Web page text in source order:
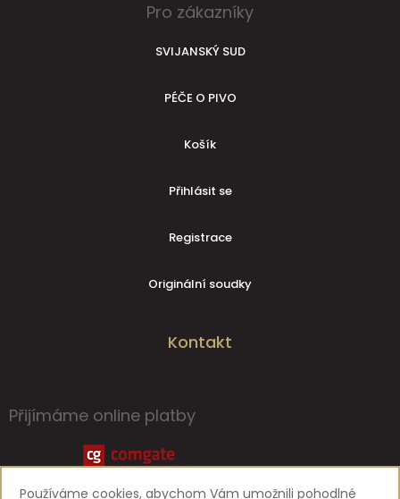
Používáme cookies, abychom Vám umožnili pohodlné
Pro zákazníky
SVIJANSKÝ SUD
PÉČE O PIVO
Košík
Přihlásit se
Registrace
Originální soudky
Kontakt
Přijímáme online platby